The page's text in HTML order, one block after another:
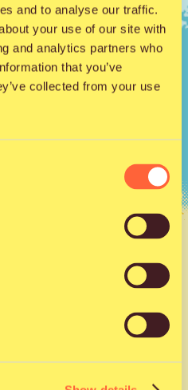
and to analyse our traffic.
your use of our site with
and analytics partners who
that you’ve
collected from your use
nyt valmis!
uranuurtajaAres,
naisräppäriEtta